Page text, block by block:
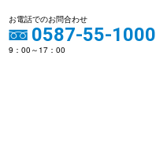
お電話でのお問合わせ
0587-55-1000
9：00～17：00